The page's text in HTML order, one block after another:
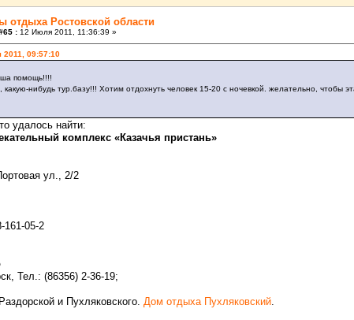
отдыха Ростовской области
: 12 Июля 2011, 11:36:39 »
2011, 09:57:10
помощь!!!!
нибудь тур.базу!!! Хотим отдохнуть человек 15-20 с ночевкой. желательно, чтобы
удалось найти:
комплекс «Казачья пристань»
ул., 2/2
161-05-2
Тел.: (86356) 2-36-19;
и Пухляковского. Дом отдыха Пухляковский